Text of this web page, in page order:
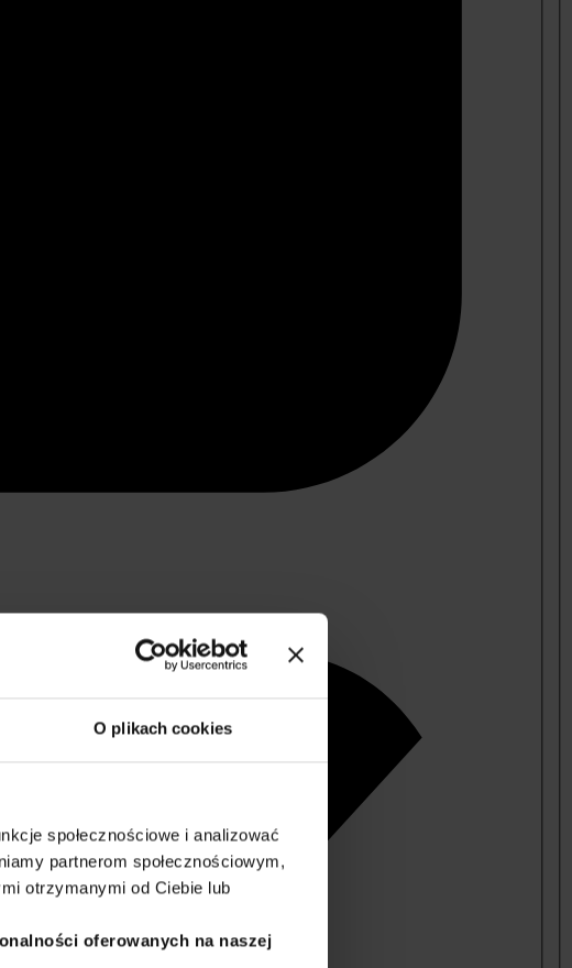
O plikach cookies
społecznościowe i analizować
partnerom społecznościowym,
otrzymanymi od Ciebie lub
oferowanych na naszej